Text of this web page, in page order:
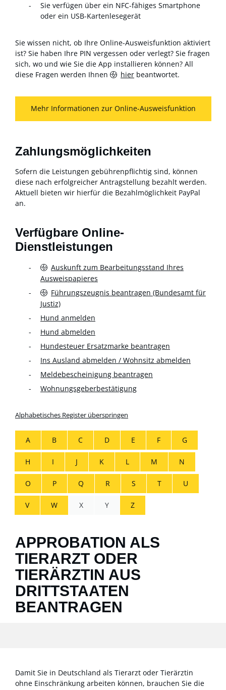
Sie verfügen über ein NFC-fähiges Smartphone
oder ein USB-Kartenlesegerät
Sie wissen nicht, ob Ihre Online-Ausweisfunktion aktiviert
ist? Sie haben Ihre PIN vergessen oder verlegt? Sie fragen
sich, wo und wie Sie die App installieren können? All
diese Fragen werden Ihnen
hier beantwortet.
Mehr Informationen zur Online-Ausweisfunktion
Zahlungsmöglichkeiten
Sofern die Leistungen gebührenpflichtig sind, können
diese nach erfolgreicher Antragstellung bezahlt werden.
Aktuell bieten wir hierfür die Bezahlmöglichkeit PayPal
an.
Verfügbare Online-
Dienstleistungen
Auskunft zum Bearbeitungsstand Ihres
Ausweispapieres
Führungszeugnis beantragen (Bundesamt für
Justiz)
Hund anmelden
Hund abmelden
Hundesteuer Ersatzmarke beantragen
Ins Ausland abmelden / Wohnsitz abmelden
Meldebescheinigung beantragen
Wohnungsgeberbestätigung
Alphabetisches Register überspringen
A B C D E F G
H I J K L M N
O P Q R S T U
V W X Y Z
APPROBATION ALS
TIERARZT ODER
TIERÄRZTIN AUS
DRITTSTAATEN
BEANTRAGEN
Damit Sie in Deutschland als Tierarzt oder Tierärztin
ohne Einschränkung arbeiten können, brauchen Sie die